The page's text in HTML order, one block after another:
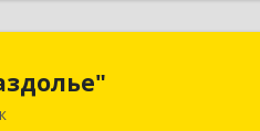
обл, Ульяновск г,